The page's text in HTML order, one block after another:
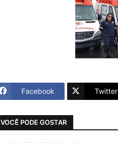
Facebook Twitter
VOCÊ PODE GOSTAR